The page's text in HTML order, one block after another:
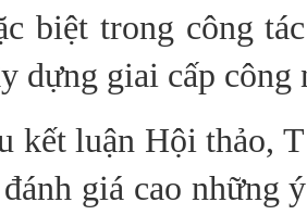
biệt trong công
dựng giai cấp
kết luận Hội thảo,
giá cao những